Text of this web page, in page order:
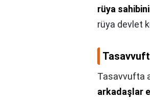
rüya
rüya devlet
Tasavvufta
arkadaşlar